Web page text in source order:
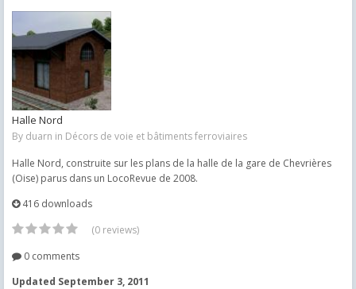
Halle Nord
By duarn in Décors de voie et bâtiments ferroviaires
Halle Nord, construite sur les plans de la halle de la gare de Chevrières
(Oise) parus dans un LocoRevue de 2008.
416 downloads
(0 reviews)
0 comments
Updated September 3, 2011